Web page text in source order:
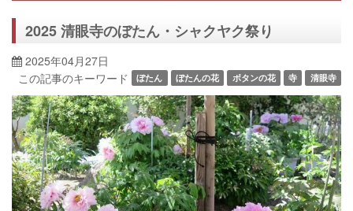
2025 清眼寺のぼたん・シャクヤク祭り
2025年04月27日
この記事のキーワード
ぼたん ぼたんの花 ボタンの花 寺 清眼寺